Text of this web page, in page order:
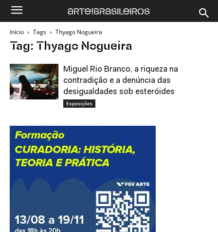
Início Tags Thyago Nogueira
Tag: Thyago Nogueira
Miguel Rio Branco, a riqueza na
contradição e a denúncia das
desigualdades sob esteróides
Exposições